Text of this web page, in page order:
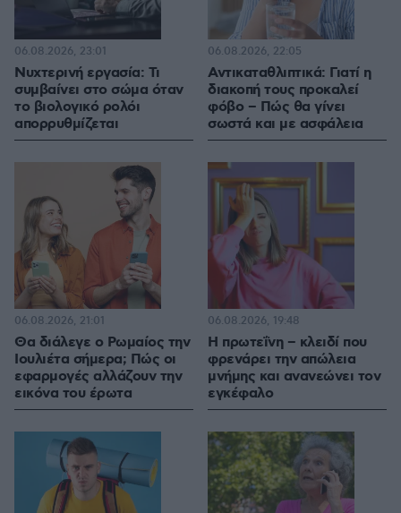
Νυχτερινή εργασία: Τι
συμβαίνει στο σώμα όταν
το βιολογικό ρολόι
απορρυθμίζεται
06.08.2026, 23:01
Αντικαταθλιπτικά: Γιατί η
διακοπή τους προκαλεί
φόβο – Πώς θα γίνει
σωστά και με ασφάλεια
06.08.2026, 22:05
Θα διάλεγε ο Ρωμαίος την
Ιουλιέτα σήμερα; Πώς οι
εφαρμογές αλλάζουν την
εικόνα του έρωτα
06.08.2026, 21:01
Η πρωτεΐνη – κλειδί που
φρενάρει την απώλεια
μνήμης και ανανεώνει τον
εγκέφαλο
06.08.2026, 19:48